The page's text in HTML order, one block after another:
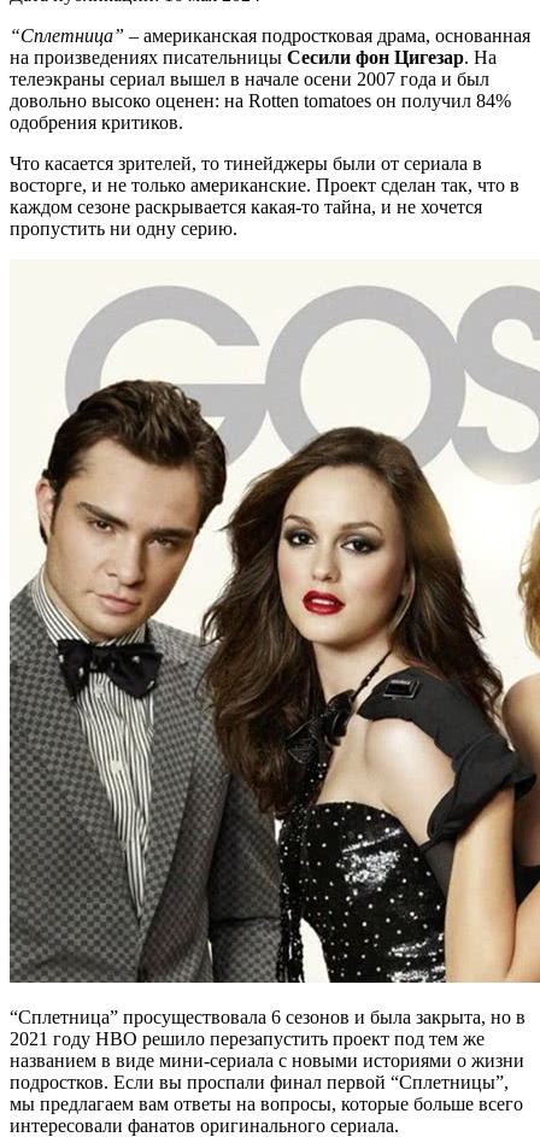
“Сплетница” – американская подростковая драма, основанная
на произведениях писательницы Сесили фон Цигезар. На
телеэкраны сериал вышел в начале осени 2007 года и был
довольно высоко оценен: на Rotten tomatoes он получил 84%
одобрения критиков.
Что касается зрителей, то тинейджеры были от сериала в
восторге, и не только американские. Проект сделан так, что в
каждом сезоне раскрывается какая-то тайна, и не хочется
пропустить ни одну серию.
“Сплетница” просуществовала 6 сезонов и была закрыта, но в
2021 году НВО решило перезапустить проект под тем же
названием в виде мини-сериала с новыми историями о жизни
подростков. Если вы проспали финал первой “Сплетницы”,
мы предлагаем вам ответы на вопросы, которые больше всего
интересовали фанатов оригинального сериала.